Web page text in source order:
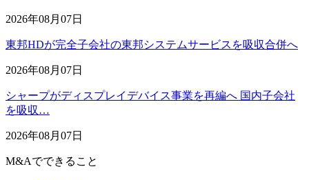
2026年08月07日
東邦HDが完全子会社の東邦システムサービスを吸収合併へ
2026年08月07日
シャープがディスプレイデバイス事業を再編へ 国内子会社
を吸収…
2026年08月07日
M&Aでできること